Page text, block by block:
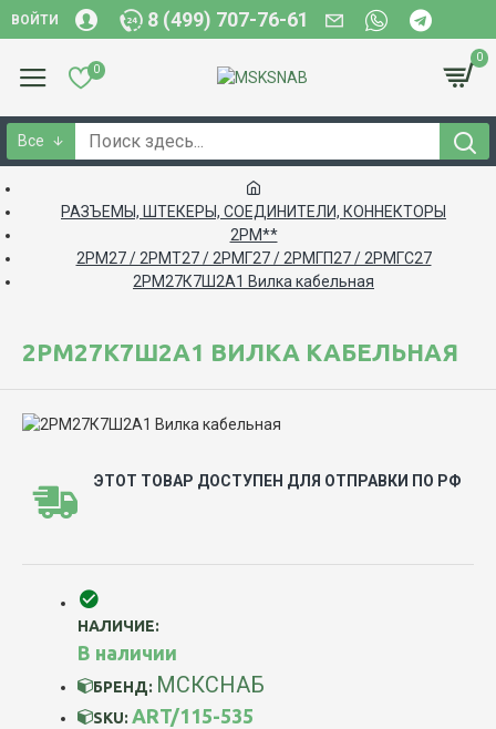
ВОЙТИ 8 (499) 707-76-61
0
0
Все
РАЗЪЕМЫ, ШТЕКЕРЫ, СОЕДИНИТЕЛИ, КОННЕКТОРЫ
2РМ**
2РМ27 / 2РМТ27 / 2РМГ27 / 2РМГП27 / 2РМГС27
2РМ27К7Ш2А1 Вилка кабельная
2РМ27К7Ш2А1 ВИЛКА КАБЕЛЬНАЯ
ЭТОТ ТОВАР ДОСТУПЕН ДЛЯ ОТПРАВКИ ПО РФ
НАЛИЧИЕ:
В наличии
БРЕНД: МСКСНАБ
SKU: ART/115-535